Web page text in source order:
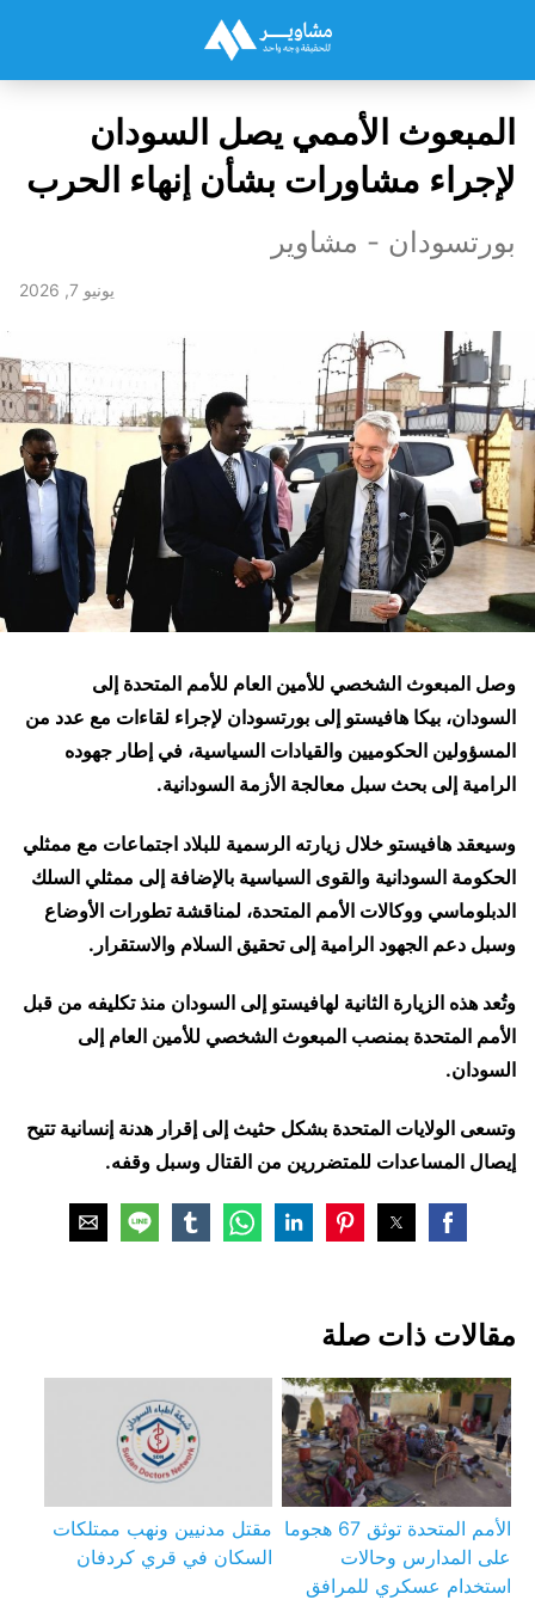
المبعوث الأممي يصل السودان
لإجراء مشاورات بشأن إنهاء الحرب
بورتسودان - مشاوير
يونيو 7, 2026
وصل المبعوث الشخصي للأمين العام للأمم المتحدة إلى
السودان، بيكا هافيستو إلى بورتسودان لإجراء لقاءات مع عدد من
المسؤولين الحكوميين والقيادات السياسية، في إطار جهوده
الرامية إلى بحث سبل معالجة الأزمة السودانية.
وسيعقد هافيستو خلال زيارته الرسمية للبلاد اجتماعات مع ممثلي
الحكومة السودانية والقوى السياسية بالإضافة إلى ممثلي السلك
الدبلوماسي ووكالات الأمم المتحدة، لمناقشة تطورات الأوضاع
وسبل دعم الجهود الرامية إلى تحقيق السلام والاستقرار.
وتُعد هذه الزيارة الثانية لهافيستو إلى السودان منذ تكليفه من قبل
الأمم المتحدة بمنصب المبعوث الشخصي للأمين العام إلى
السودان.
وتسعى الولايات المتحدة بشكل حثيث إلى إقرار هدنة إنسانية تتيح
إيصال المساعدات للمتضررين من القتال وسبل وقفه.
مقالات ذات صلة
الأمم المتحدة توثق 67 هجوما
على المدارس وحالات
استخدام عسكري للمرافق
مقتل مدنيين ونهب ممتلكات
السكان في قري كردفان